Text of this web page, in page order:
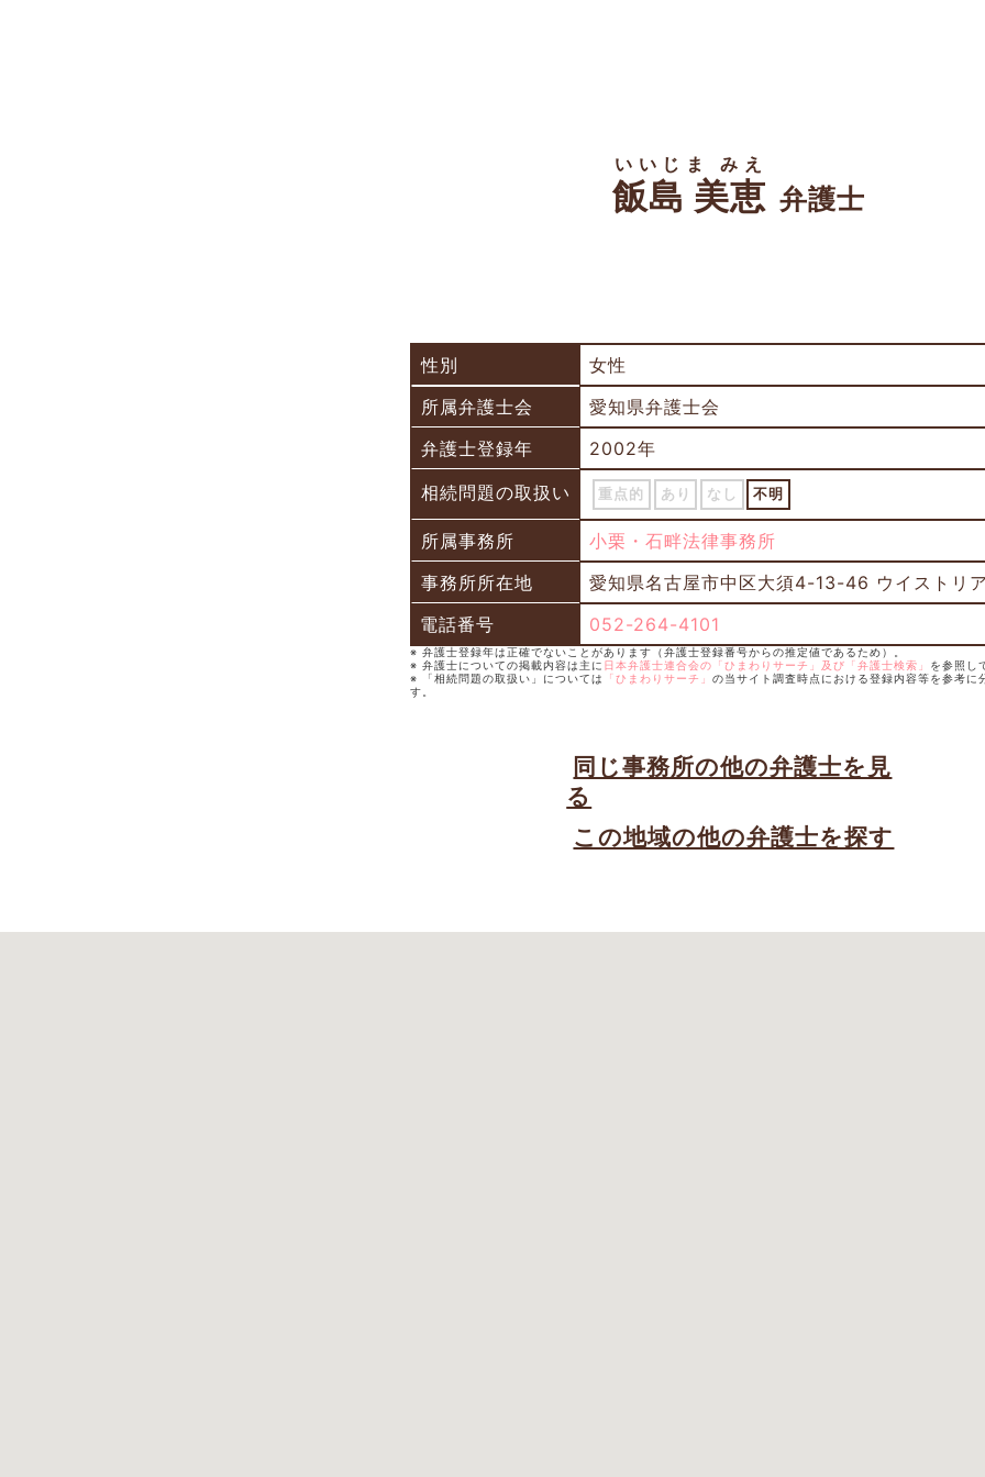
飯島 美恵
いいじま みえ
弁護士
性別
女性
所属弁護士会
愛知県弁護士会
弁護士登録年
2002年
相続問題の取扱い
重点的 あり なし 不明
所属事務所
小栗・石畔法律事務所
事務所所在地
愛知県名古屋市中区大須4-13-46 ウイストリ
電話番号
052-264-4101
※ 弁護士登録年は正確でないことがあります（弁護士登録番号からの推定値であるため）。
※ 弁護士についての掲載内容は主に 日本弁護士連合会の「ひまわりサーチ」及び「弁護士検索」 を参照し
※ 「相続問題の取扱い」については
「ひまわりサーチ」 の当サイト調査時点における登録内容等を参考に
す。
同じ事務所の他の弁護士を見
る
この地域の他の弁護士を探す